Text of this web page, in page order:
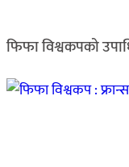
फिफा विश्वकपको